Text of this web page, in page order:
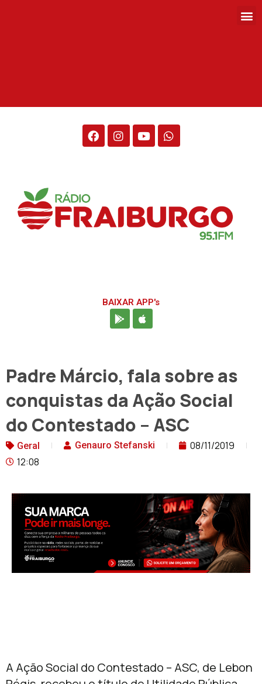
BAIXAR APP's
Padre Márcio, fala sobre as
conquistas da Ação Social
do Contestado – ASC
Geral Genauro Stefanski
08/11/2019
12:08
A Ação Social do Contestado – ASC, de Lebon